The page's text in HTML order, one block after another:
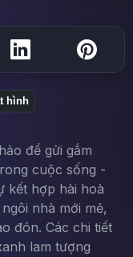
hình
để gửi gắm
cuộc sống -
kết hợp hài hoà
nhà mới mẻ,
đón. Các chi tiết
lam tượng